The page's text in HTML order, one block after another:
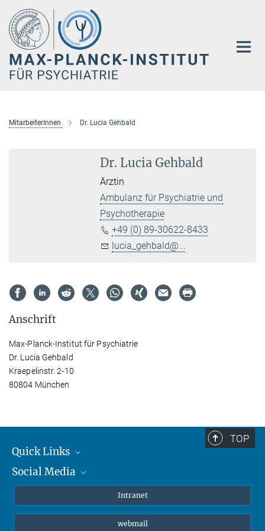
Hauptinhalt
MitarbeiterInnen Dr. Lucia Gehbald
Dr. Lucia Gehbald
Ärztin
Ambulanz für Psychiatrie und
Psychotherapie
+49 (0) 89-30622-8433
lucia_gehbald@...
Anschrift
Max-Planck-Institut für Psychiatrie
Dr. Lucia Gehbald
Kraepelinstr. 2-10
80804 München
TOP
Quick Links
Student*innen/Wissenschaftler*innen
Social Media
Intranet
webmail